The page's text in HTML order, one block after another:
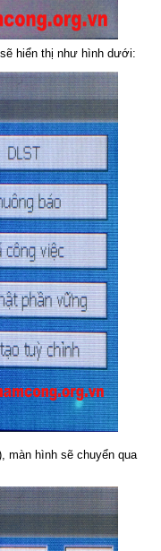
hiển thị như hình dưới:
màn hình sẽ chuyển qua